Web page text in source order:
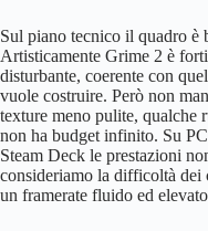
Sul piano tecnico il quadro è
Artisticamente Grime 2 è
disturbante, coerente con
vuole costruire. Però non
texture meno pulite, qualche
non ha budget infinito. Su
Steam Deck le prestazioni
consideriamo la difficoltà dei
un framerate fluido ed